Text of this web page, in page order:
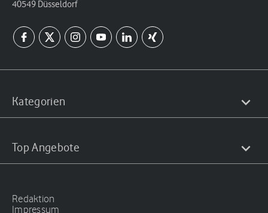
40549 Düsseldorf
Kategorien
Top Angebote
Redaktion
Impressum